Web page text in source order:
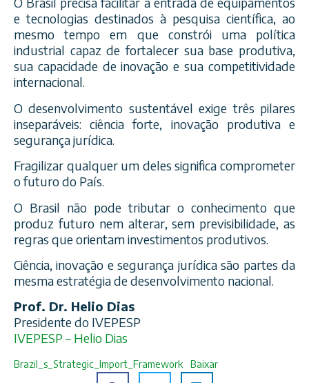
e tecnologias destinados à pesquisa científica, ao
mesmo tempo em que constrói uma política
industrial capaz de fortalecer sua base produtiva,
sua capacidade de inovação e sua competitividade
internacional.
O desenvolvimento sustentável exige três pilares
inseparáveis: ciência forte, inovação produtiva e
segurança jurídica.
Fragilizar qualquer um deles significa comprometer
o futuro do País.
O Brasil não pode tributar o conhecimento que
produz futuro nem alterar, sem previsibilidade, as
regras que orientam investimentos produtivos.
Ciência, inovação e segurança jurídica são partes da
mesma estratégia de desenvolvimento nacional.
Prof. Dr. Helio Dias
Presidente do IVEPESP
IVEPESP – Helio Dias
Brazil_s_Strategic_Import_Framework Baixar